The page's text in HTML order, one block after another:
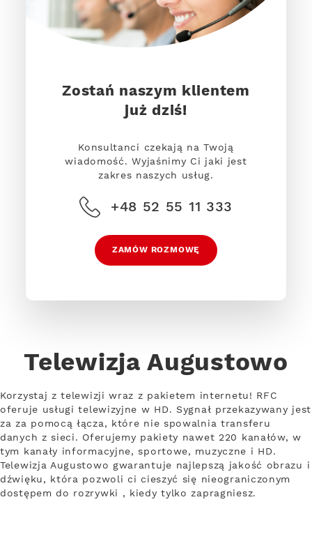
Zostań naszym klientem
już dziś!
Konsultanci czekają na Twoją
wiadomość. Wyjaśnimy Ci jaki jest
zakres naszych usług.
+48 52 55 11 333
ZAMÓW ROZMOWĘ
Telewizja Augustowo
Korzystaj z telewizji wraz z pakietem internetu! RFC
oferuje usługi telewizyjne w HD. Sygnał przekazywany jest
za za pomocą łącza, które nie spowalnia transferu
danych z sieci. Oferujemy pakiety nawet 220 kanałów, w
tym kanały informacyjne, sportowe, muzyczne i HD.
Telewizja Augustowo gwarantuje najlepszą jakość obrazu i
dźwięku, która pozwoli ci cieszyć się nieograniczonym
dostępem do rozrywki , kiedy tylko zapragniesz.